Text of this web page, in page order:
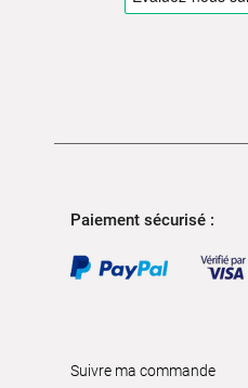
Paiement sécurisé :
Suivre ma commande